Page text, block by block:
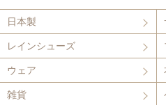
日本製
レインシューズ
ウェア
雑貨